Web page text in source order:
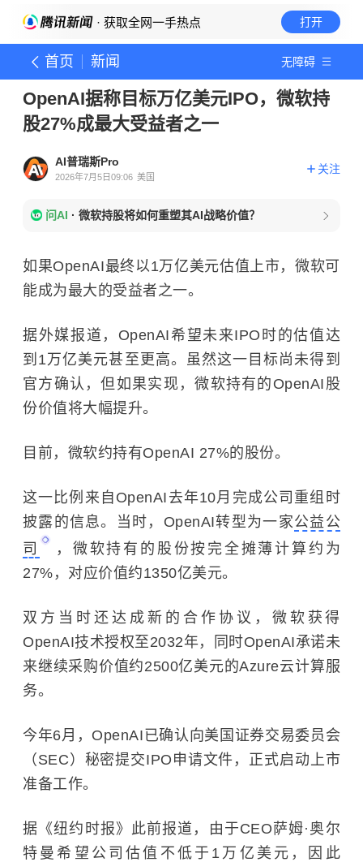
· 获取全网一手热点 打开
首页 新闻 无障碍
OpenAI据称目标万亿美元IPO，微软持
股27%成最大受益者之一
AI普瑞斯Pro
2026年7月5日09:06 美国
关注
问AI · 微软持股将如何重塑其AI战略价值？
如果OpenAI最终以1万亿美元估值上市，微软可
能成为最大的受益者之一。
据外媒报道，OpenAI希望未来IPO时的估值达
到1万亿美元甚至更高。虽然这一目标尚未得到
官方确认，但如果实现，微软持有的OpenAI股
份价值将大幅提升。
目前，微软约持有OpenAI 27%的股份。
这一比例来自OpenAI去年10月完成公司重组时
披露的信息。当时，OpenAI转型为一家公益公
司
，微软持有的股份按完全摊薄计算约为
27%，对应价值约1350亿美元。
双方当时还达成新的合作协议，微软获得
OpenAI技术授权至2032年，同时OpenAI承诺未
来继续采购价值约2500亿美元的Azure云计算服
务。
今年6月，OpenAI已确认向美国证券交易委员会
（SEC）秘密提交IPO申请文件，正式启动上市
准备工作。
据《纽约时报》此前报道，由于CEO萨姆·奥尔
特曼希望公司估值不低于1万亿美元，因此